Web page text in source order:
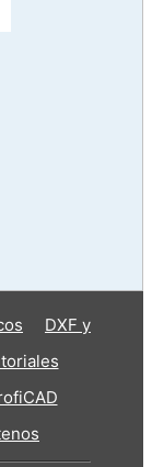
DXF y